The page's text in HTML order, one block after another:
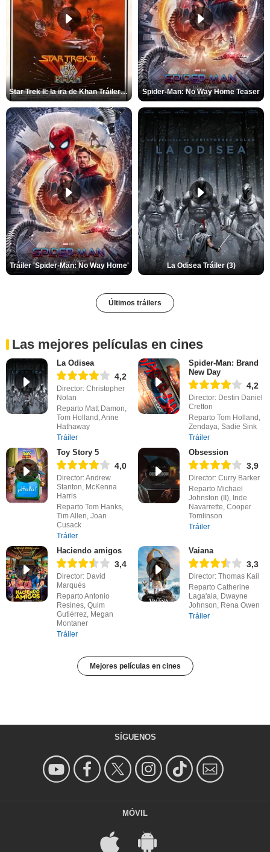
Star Trek II: la ira de Khan Tráiler VO Spider-Man: No Way Home Teaser
Tráiler 'Spider-Man: No Way Home' La Odisea Tráiler (3)
Últimos tráilers
Las mejores películas en cines
La Odisea
4,2
Director: Christopher
Nolan
Reparto Matt Damon,
Tom Holland, Anne
Hathaway
Tráiler
Spider-Man: Brand
New Day
4,2
Director: Destin Daniel
Cretton
Reparto Tom Holland,
Zendaya, Sadie Sink
Tráiler
Toy Story 5
4,0
Director: Andrew
Stanton, McKenna
Harris
Reparto Tom Hanks,
Tim Allen, Joan
Cusack
Tráiler
Obsession
3,9
Director: Curry Barker
Reparto Michael
Johnston (II), Inde
Navarrette, Cooper
Tomlinson
Tráiler
Haciendo amigos
3,4
Director: David
Marqués
Reparto Antonio
Resines, Quim
Gutiérrez, Megan
Montaner
Tráiler
Vaiana
3,3
Director: Thomas Kail
Reparto Catherine
Laga'aia, Dwayne
Johnson, Rena Owen
Tráiler
Mejores películas en cines
SÍGUENOS
MÓVIL